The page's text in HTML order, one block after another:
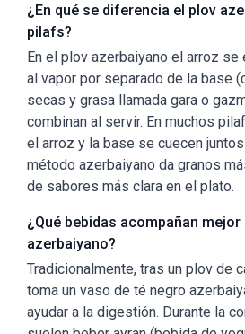
¿En qué se diferencia el plov
pilafs?
En el plov azerbaiyano el arroz se
al vapor por separado de la base
secas y grasa llamada gara o
combinan al servir. En muchos
el arroz y la base se cuecen
método azerbaiyano da granos
de sabores más clara en el plato.
¿Qué bebidas acompañan mejor
azerbaiyano?
Tradicionalmente, tras un plov de
toma un vaso de té negro
ayudar a la digestión. Durante la